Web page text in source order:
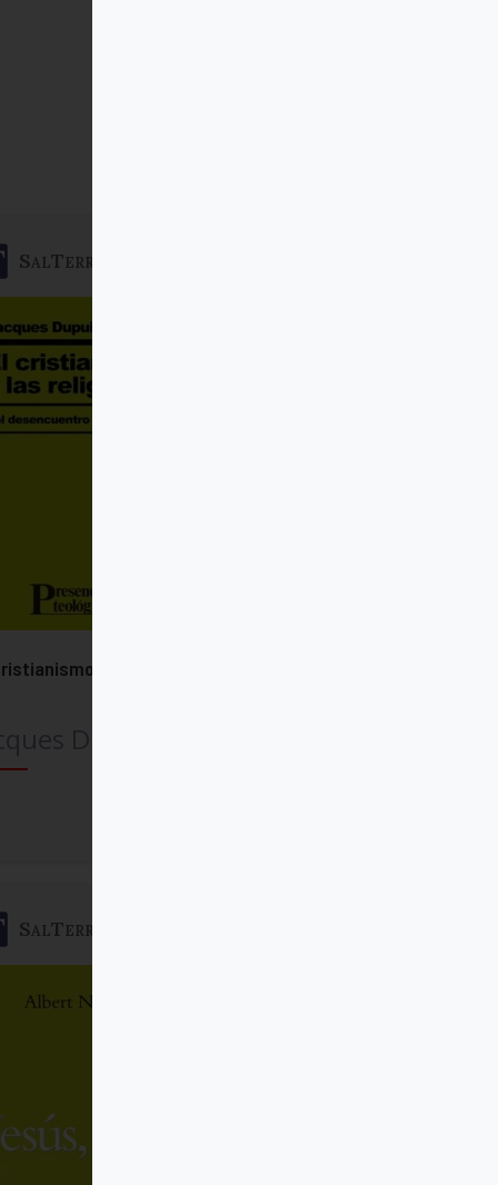
SalTerrae
y las religiones
SalTerrae